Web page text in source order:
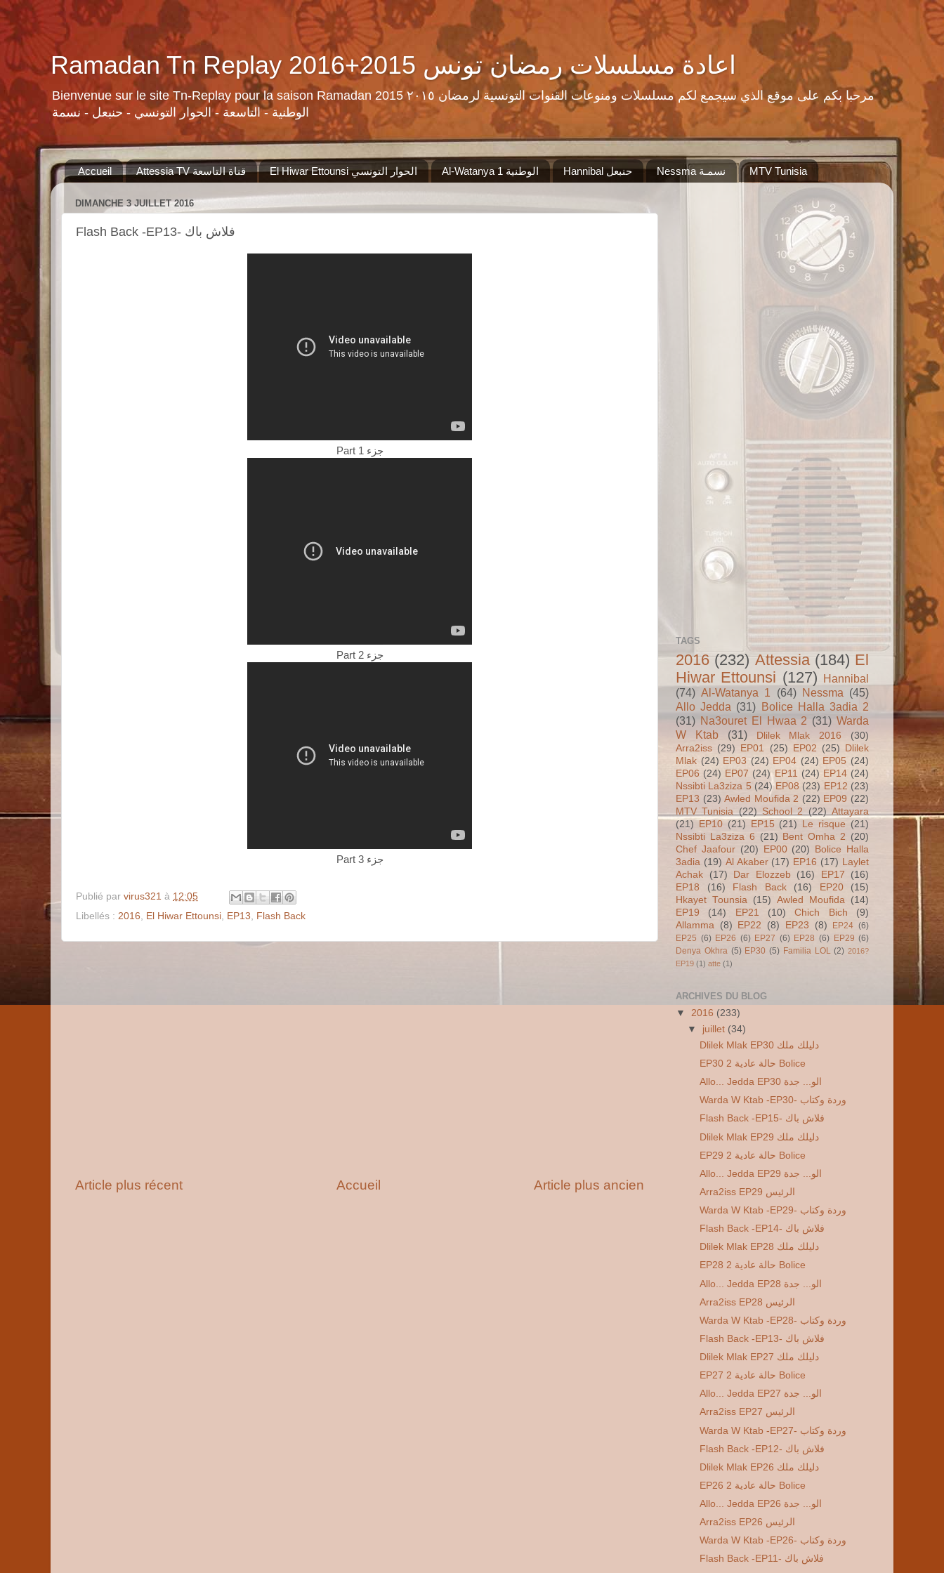
Ramadan Tn Replay 2016+2015 اعادة مسلسلات رمضان تونس
Bienvenue sur le site Tn-Replay pour la saison Ramadan 2015 مرحبا بكم على موقع الذي سيجمع لكم مسلسلات ومنوعات القنوات التونسية لرمضان ٢٠١٥
الوطنية - التاسعة - الحوار التونسي - حنبعل - نسمة
Accueil Attessia TV قناة التاسعة El Hiwar Ettounsi الحوار التونسي Al-Watanya 1 الوطنية Hannibal حنبعل‬ MTV Tunisia
DIMANCHE 3 JUILLET 2016
Flash Back -EP13- فلاش باك
Part 1 جزء
Part 2 جزء
Part 3 جزء
Publié par virus321 à 12:05
Libellés : 2016 El Hiwar Ettounsi EP13 Flash Back
Article plus récent Article plus ancien
Accueil
TAGS
2016 (232) Attessia (184) El
Hiwar Ettounsi (127) Hannibal
(74) Al-Watanya 1 (64) Nessma (45)
Allo Jedda (31) Bolice Halla 3adia 2
(31) Na3ouret El Hwaa 2 (31) Warda
W Ktab
(31) Dlilek Mlak 2016
(30)
Arra2iss (29) EP01 (25) EP02 (25) Dlilek
Mlak (24) EP03 (24) EP04 (24) EP05 (24)
EP06 (24) EP07 (24) EP11 (24) EP14 (24)
Nssibti La3ziza 5 (24) EP08 (23) EP12 (23)
EP13 (23) Awled Moufida 2 (22) EP09 (22)
MTV Tunisia (22) School 2 (22) Attayara
(21) EP10 (21) EP15 (21) Le risque (21)
Nssibti La3ziza 6 (21) Bent Omha 2 (20)
Chef Jaafour (20) EP00 (20) Bolice Halla
3adia (19) Al Akaber (17) EP16 (17) Laylet
Achak
(17) Dar Elozzeb (16) EP17
(16)
EP18
(16) Flash Back (16) EP20
(15)
Hkayet Tounsia
(15) Awled Moufida
(14)
EP19
(14) EP21 (10) Chich Bich
(9)
Allamma
(8) EP22 (8) EP23 (8) EP24 (6)
EP25 (6) EP26 (6) EP27 (6) EP28 (6) EP29 (6)
Denya Okhra (5) EP30 (5) Familia LOL (2) 2016?
EP19 (1) atte (1)
ARCHIVES DU BLOG
▼ 2016 (233)
▼ juillet (34)
Dlilek Mlak EP30 دليلك ملك
EP30 2 حالة عادية Bolice
Allo... Jedda EP30 الو... جدة
Warda W Ktab -EP30- وردة وكتاب
Flash Back -EP15- فلاش باك
Dlilek Mlak EP29 دليلك ملك
EP29 2 حالة عادية Bolice
Allo... Jedda EP29 الو... جدة
Arra2iss EP29 الرئيس
Warda W Ktab -EP29- وردة وكتاب
Flash Back -EP14- فلاش باك
Dlilek Mlak EP28 دليلك ملك
EP28 2 حالة عادية Bolice
Allo... Jedda EP28 الو... جدة
Arra2iss EP28 الرئيس
Warda W Ktab -EP28- وردة وكتاب
Flash Back -EP13- فلاش باك
Dlilek Mlak EP27 دليلك ملك
EP27 2 حالة عادية Bolice
Allo... Jedda EP27 الو... جدة
Arra2iss EP27 الرئيس
Warda W Ktab -EP27- وردة وكتاب
Flash Back -EP12- فلاش باك
Dlilek Mlak EP26 دليلك ملك
EP26 2 حالة عادية Bolice
Allo... Jedda EP26 الو... جدة
Arra2iss EP26 الرئيس
Warda W Ktab -EP26- وردة وكتاب
Flash Back -EP11- فلاش باك